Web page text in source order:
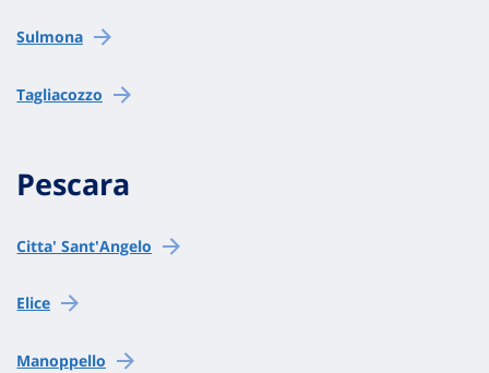
Sulmona
Tagliacozzo
Pescara
Citta' Sant'Angelo
Elice
Manoppello